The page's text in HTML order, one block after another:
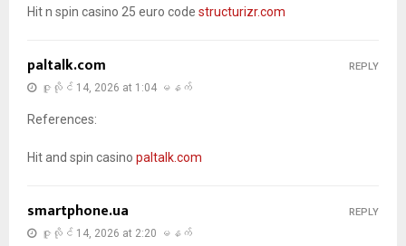
Hit n spin casino 25 euro code structurizr.com
paltalk.com
ဇူလိုင် 14, 2026 at 1:04 မနက်
References:
Hit and spin casino paltalk.com
REPLY
smartphone.ua
ဇူလိုင် 14, 2026 at 2:20 မနက်
REPLY